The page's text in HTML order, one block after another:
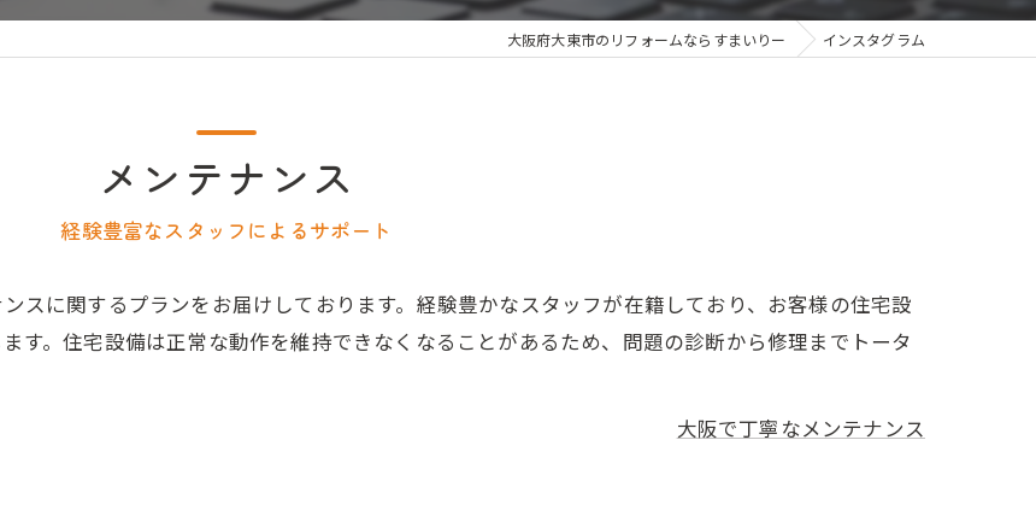
大阪府大東市のリフォームならすまいりー インスタグラム
メンテナンス
経験豊富なスタッフによるサポート
スに関するプランをお届けしております。経験豊かなスタッフが在籍しており、お客様の住宅設
す。住宅設備は正常な動作を維持できなくなることがあるため、問題の診断から修理までトータ
大阪で丁寧なメンテナンス